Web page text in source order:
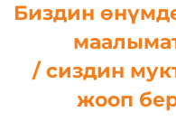
Биздин
/ сиздин
жооп